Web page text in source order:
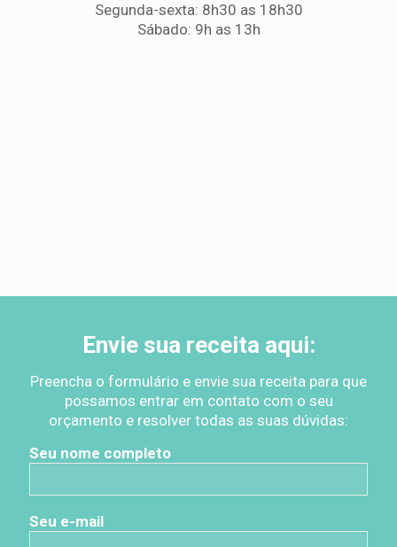
Segunda-sexta: 8h30 as 18h30
Sábado: 9h as 13h
sua
receita
aqui:
Preencha
formulário
Envie sua receita aqui:
Preencha o formulário e envie sua receita para que
possamos entrar em contato com o seu
orçamento e resolver todas as suas dúvidas:
Seu nome completo
Seu e-mail